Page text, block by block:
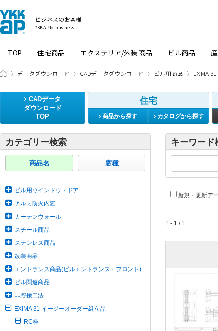
ビジネスのお客様
YKK AP for business
TOP 住宅商品 エクステリア/外装 商品 ビル商品
ビジネスのお客様 HOME
データダウンロード CADデータダウンロード ビル用商品 EXIMA
CADデータ
ダウンロード
TOP
住宅
商品から探す カタログから探す
カテゴリー検索
商品名 窓種
ビル用ウインドウ・ドア
アルミ防火内窓
カーテンウォール
スチール商品
ステンレス商品
改装商品
エントランス商品(ビルエントランス・フロント)
ビル関連商品
非溶接工法
EXIMA 31 イージーオーダー組立品
RC枠
キーワード
新規・更新デ
1 - 1 / 1